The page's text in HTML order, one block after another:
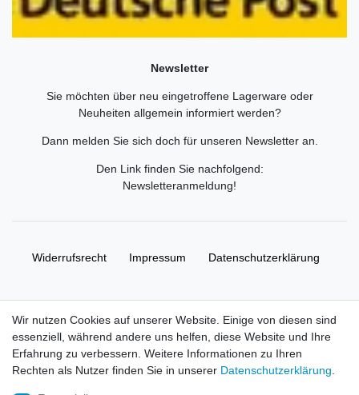
Newsletter
Sie möchten über neu eingetroffene Lagerware oder
Neuheiten allgemein informiert werden?
Dann melden Sie sich doch für unseren Newsletter an.
Den Link finden Sie nachfolgend:
Newsletteranmeldung!
Widerrufs­recht Impressum Daten­schutz­erklärung
© Copyright 2026 | Alle Rechte vorbehalten. HL-
Handelsgesellschaft mbH.
Wir nutzen Cookies auf unserer Website. Einige von diesen sind
essenziell, während andere uns helfen, diese Website und Ihre
Erfahrung zu verbessern. Weitere Informationen zu Ihren
Rechten als Nutzer finden Sie in unserer Daten­schutz­erklärung